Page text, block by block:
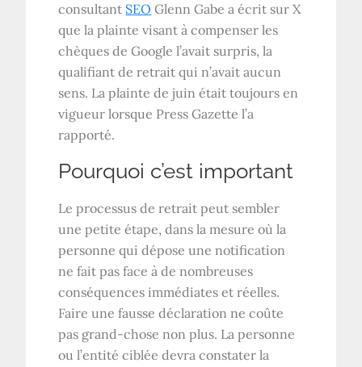
consultant SEO Glenn Gabe a écrit sur X
que la plainte visant à compenser les
chèques de Google l’avait surpris, la
qualifiant de retrait qui n’avait aucun
sens. La plainte de juin était toujours en
vigueur lorsque Press Gazette l’a
rapporté.
Pourquoi c’est important
Le processus de retrait peut sembler
une petite étape, dans la mesure où la
personne qui dépose une notification
ne fait pas face à de nombreuses
conséquences immédiates et réelles.
Faire une fausse déclaration ne coûte
pas grand-chose non plus. La personne
ou l’entité ciblée devra constater la